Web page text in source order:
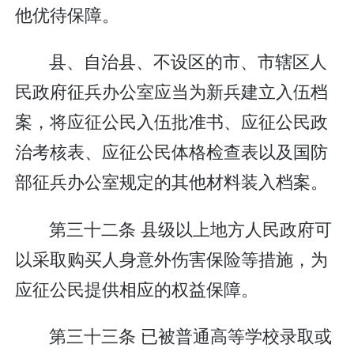
他优待保障。
县、自治县、不设区的市、市辖区人
民政府征兵办公室应当为新兵建立入伍档
案，将应征公民入伍批准书、应征公民政
治考核表、应征公民体格检查表以及国防
部征兵办公室规定的其他材料装入档案。
第三十二条 县级以上地方人民政府可
以采取购买人身意外伤害保险等措施，为
应征公民提供相应的权益保障。
第三十三条 已被普通高等学校录取或